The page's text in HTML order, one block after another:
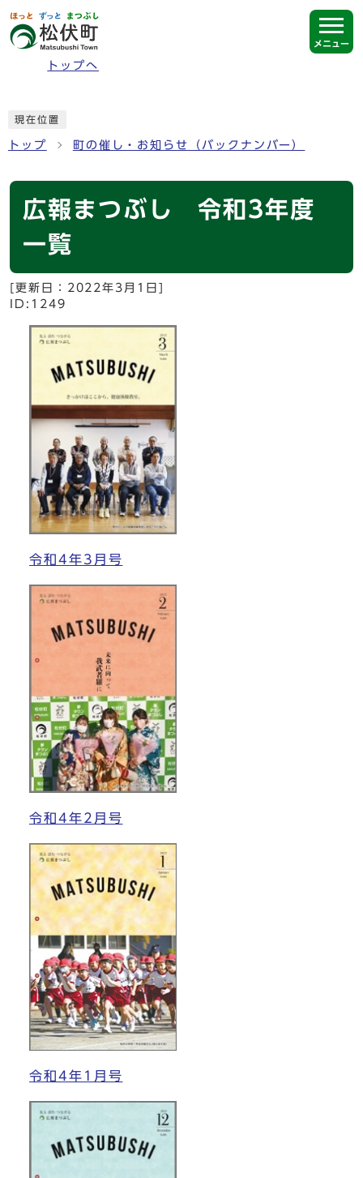
ページの先頭です
トップへ
メニュー
現在位置
トップ 町の催し・お知らせ（バックナンバー）
広報まつぶし 令和3年度
一覧
[更新日： 2022年3月1日
ID:1249
令和4年3月号
令和4年2月号
令和4年1月号